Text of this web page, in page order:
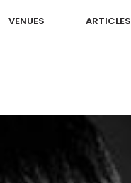
VENUES ARTICLES